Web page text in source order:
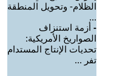
الظلام- وتحويل المنطقة
...
- أزمة استنزاف
الصواريخ الأمريكية:
تحديات الإنتاج المستدام
تفر ...